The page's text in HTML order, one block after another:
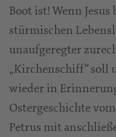
Boot ist! Wenn
stürmischen
unaufgeregter
„Kirchenschiff“ soll
wieder in
Ostergeschichte
Petrus mit